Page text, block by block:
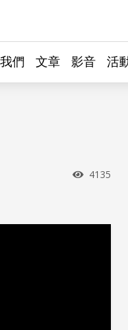
們 文章 影音 活
瀏覽次數
4135